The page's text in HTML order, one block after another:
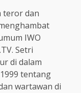
teror dan
IWO
Setri
di dalam
tentang
wartawan di